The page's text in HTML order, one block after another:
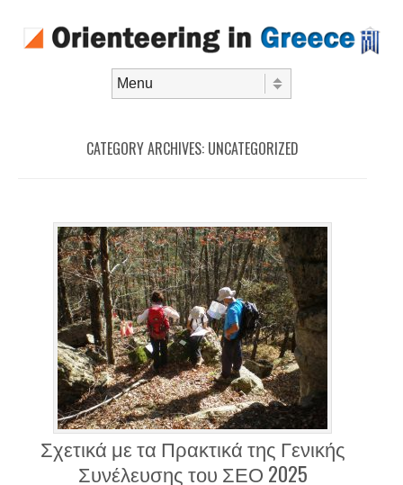
CATEGORY ARCHIVES: UNCATEGORIZED
Σχετικά με τα Πρακτικά της Γενικής
Συνέλευσης του ΣΕΟ 2025